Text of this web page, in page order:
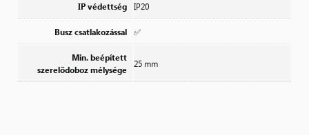
IP védettség IP20
Busz csatlakozással ✅
Min. beépített
szerelődoboz mélysége
25 mm